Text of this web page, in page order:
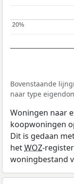
20%
20%
Bovenstaande
naar type
Woningen naar
koopwoningen
Dit is gedaan
hetWOZ-
woningbestand